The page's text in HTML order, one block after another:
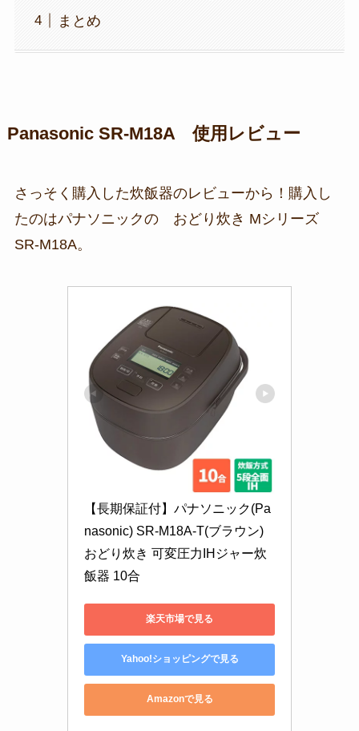
まとめ
Panasonic SR-M18A 使用レビュー
さっそく購入した炊飯器のレビューから！購入し
たのはパナソニックの おどり炊き Mシリーズ
SR-M18A。
【長期保証付】パナソニック(Pa
nasonic) SR-M18A-T(ブラウン)
おどり炊き 可変圧力IHジャー炊
飯器 10合
楽天市場で見る
Yahoo!ショッピングで見る
Amazonで見る